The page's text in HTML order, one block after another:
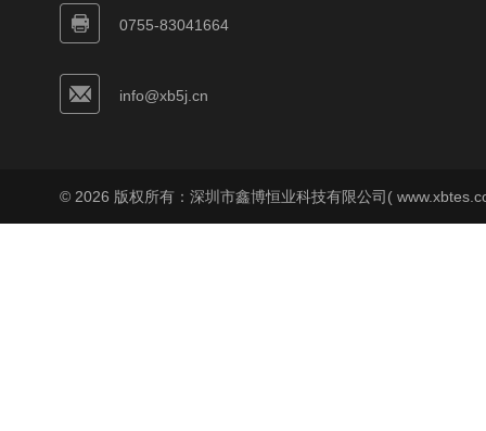
0755-83041664
info@xb5j.cn
© 2026 版权所有：深圳市鑫博恒业科技有限公司(